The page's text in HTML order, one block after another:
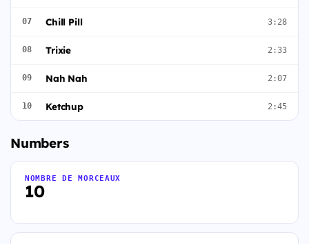
07 Chill Pill 3:28
08 Trixie 2:33
09 Nah Nah 2:07
10 Ketchup 2:45
Numbers
10
NOMBRE DE MORCEAUX